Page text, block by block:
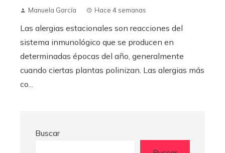
Manuela García Hace 4 semanas
Las alergias estacionales son reacciones del
sistema inmunológico que se producen en
determinadas épocas del año, generalmente
cuando ciertas plantas polinizan. Las alergias más
co...
Buscar